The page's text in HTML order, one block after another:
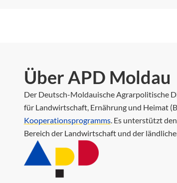
Über APD Moldau
Der Deutsch-Moldauische Agrarpolitische
für Landwirtschaft, Ernährung und Heimat
Kooperationsprogramms. Es unterstützt
Bereich der Landwirtschaft und der